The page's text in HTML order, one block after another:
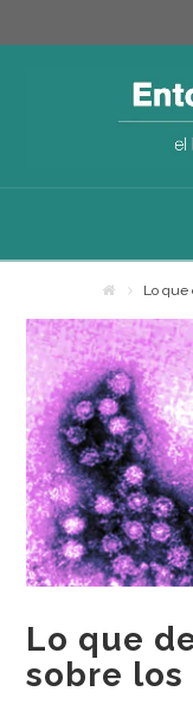
Sobre nosotros
Categorías
Espacios
Bienestar personal
Higiene profesional
Medio ambiente
Centros Deportivos
Lo que
Lo que
sobre